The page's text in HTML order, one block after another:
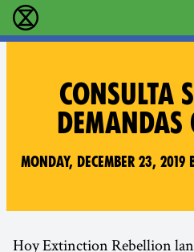
extinction rebellion -
CONSULTA
DEMANDAS
Monday, December 23,
Hoy Extinction Rebellion